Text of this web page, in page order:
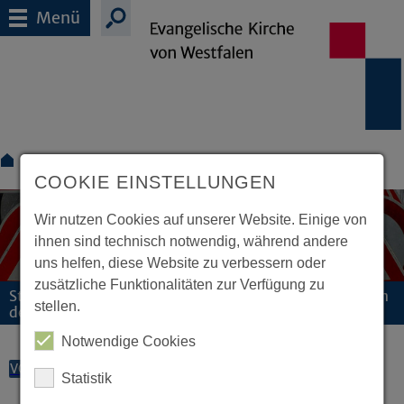
Menü
Selbstbestimmung
Stabs- und Fachstelle zum Umgang mit Verletzungen
der sexuellen Selbstbestimmung
VORLESEN
COOKIE EINSTELLUNGEN
Wir nutzen Cookies auf unserer Website. Einige von
ihnen sind technisch notwendig, während andere
uns helfen, diese Website zu verbessern oder
zusätzliche Funktionalitäten zur Verfügung zu
stellen.
Notwendige Cookies
Statistik